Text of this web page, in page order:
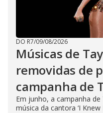
DO R7/09/08/2026
Músicas de
removidas de
campanha de
Em junho, a campanha
música da cantora ‘I Knew